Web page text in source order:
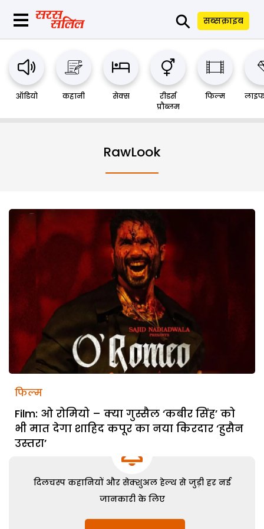
⚲ सब्सक्राइब
ऑडियो कहानी सेक्स
रीडर्स
प्रौब्लम
फिल्म
RawLook
फिल्म
Film: ओ रोमियो – क्या गुस्सैल ‘कबीर सिंह’ को
भी मात देगा शाहिद कपूर का नया किरदार ‘हुसैन
उस्तरा’
दिलचस्प कहानियों और सेक्शुअल हेल्थ से जुड़ी हर नई
जानकारी के लिए